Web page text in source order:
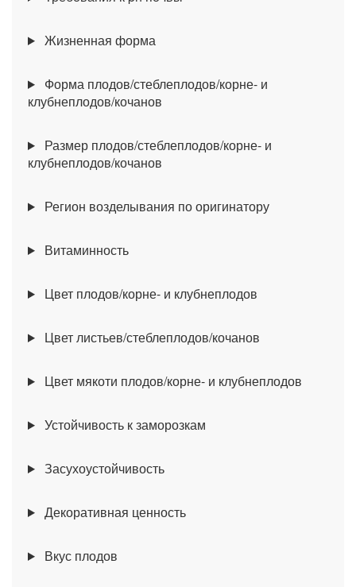
Жизненная форма
Форма плодов/стеблеплодов/корне- и
клубнеплодов/кочанов
Размер плодов/стеблеплодов/корне- и
клубнеплодов/кочанов
Регион возделывания по оригинатору
Витаминность
Цвет плодов/корне- и клубнеплодов
Цвет листьев/стеблеплодов/кочанов
Цвет мякоти плодов/корне- и клубнеплодов
Устойчивость к заморозкам
Засухоустойчивость
Декоративная ценность
Вкус плодов